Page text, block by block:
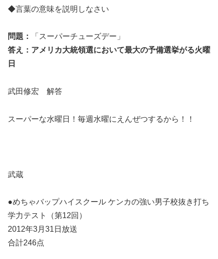
◆言葉の意味を説明しなさい
問題：
「スーパーチューズデー」
答え：アメリカ大統領選において最大の予備選挙がる火曜
日
武田修宏 解答
スーパーな水曜日！毎週水曜にえんぜつするから！！
武蔵
●めちゃバップハイスクール ケンカの強い男子校抜き打ち
学力テスト
（第12回）
2012年3月31日放送
合計246点